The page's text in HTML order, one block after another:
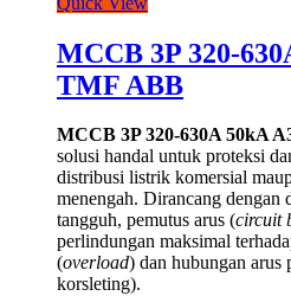
MCCB 3P 320-
TMF ABB
MCCB 3P 320-630A 50kA
solusi handal untuk proteksi
distribusi listrik komersial
menengah. Dirancang dengan
tangguh, pemutus arus (circuit
perlindungan maksimal
(overload) dan hubungan arus
korsleting).